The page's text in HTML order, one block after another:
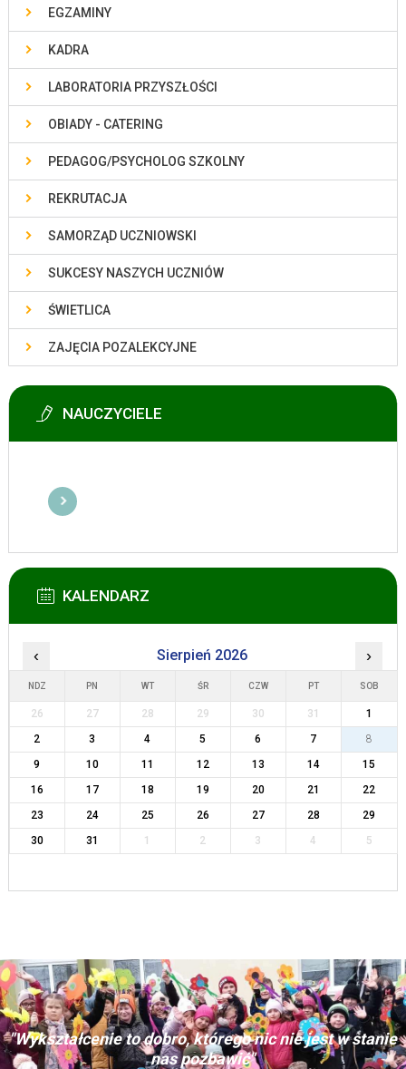
EGZAMINY
KADRA
LABORATORIA PRZYSZŁOŚCI
OBIADY - CATERING
PEDAGOG/PSYCHOLOG SZKOLNY
REKRUTACJA
SAMORZĄD UCZNIOWSKI
SUKCESY NASZYCH UCZNIÓW
ŚWIETLICA
ZAJĘCIA POZALEKCYJNE
NAUCZYCIELE
KALENDARZ
‹ Sierpień 2026 ›
NDZ PN WT ŚR CZW PT SOB
26 27 28 29 30 31
1
2
3 4 5 6 7
8
9
10 11 12 13 14
15
16
17 18 19 20 21
22
23
24 25 26 27 28
29
30
31 1 2 3 4 5
"Wykształcenie to dobro, którego nic nie jest w stanie
nas pozbawić"